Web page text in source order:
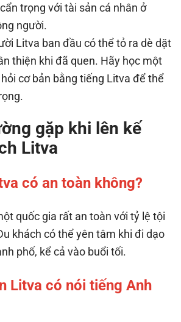
trọng với tài sản cá nhân ở
người.
Litva ban đầu có thể tỏ ra dè dặt
thiện khi đã quen. Hãy học một
cơ bản bằng tiếng Litva để thể
gặp khi lên kế
Litva
có an toàn không?
quốc gia rất an toàn với tỷ lệ tội
khách có thể yên tâm khi đi dạo
phố, kể cả vào buổi tối.
Litva có nói tiếng Anh